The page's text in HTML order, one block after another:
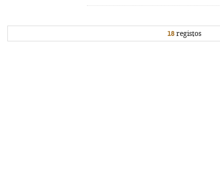
18registos